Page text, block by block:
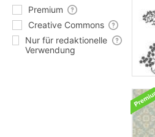
Premium
Creative Commons
Nur für redaktionelle
Verwendung